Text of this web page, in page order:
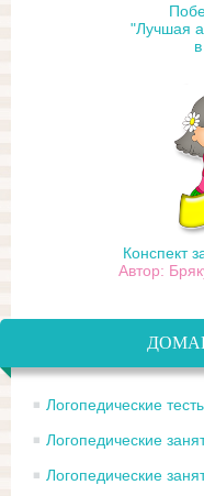
"Лучшая
Конспект
Автор:
Логопедические
Логопедические
Логопедические